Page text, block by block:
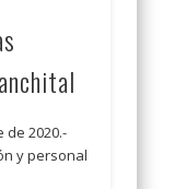
de 2020.-
y personal